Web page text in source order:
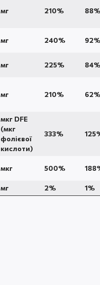
мг 210%
мг 240%
мг 225%
мг 210%
мкг DFE
(мкг
фолієвої
кислоти)
333%
мкг 500%
мг 2% 1%